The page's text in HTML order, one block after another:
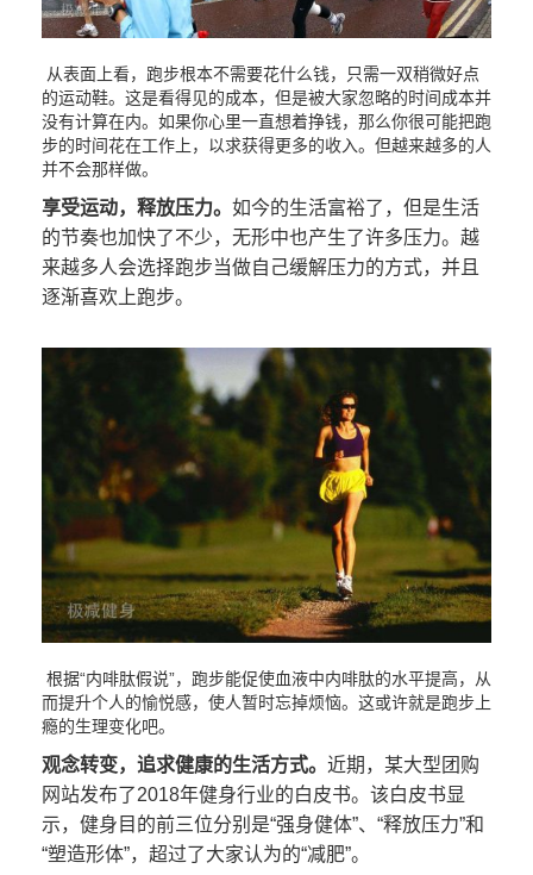
从表面上看，跑步根本不需要花什么钱，只需一双稍微好点
的运动鞋。这是看得见的成本，但是被大家忽略的时间成本并
没有计算在内。如果你心里一直想着挣钱，那么你很可能把跑
步的时间花在工作上，以求获得更多的收入。但越来越多的人
并不会那样做。
享受运动，释放压力。 如今的生活富裕了，但是生活
的节奏也加快了不少，无形中也产生了许多压力。越
来越多人会选择跑步当做自己缓解压力的方式，并且
逐渐喜欢上跑步。
根据“内啡肽假说”，跑步能促使血液中内啡肽的水平提高，从
而提升个人的愉悦感，使人暂时忘掉烦恼。这或许就是跑步上
瘾的生理变化吧。
观念转变，追求健康的生活方式。 近期，某大型团购
网站发布了2018年健身行业的白皮书。该白皮书显
示，健身目的前三位分别是“强身健体”、“释放压力”和
“塑造形体”，超过了大家认为的“减肥”。